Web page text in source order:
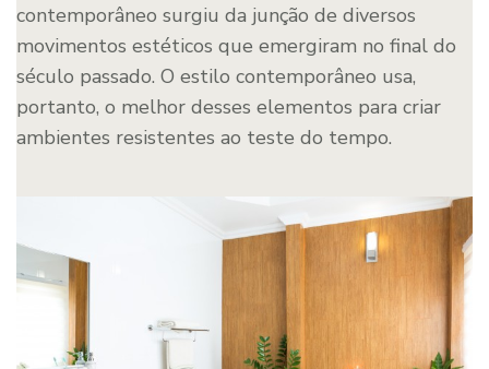
contemporâneo surgiu da junção de diversos
movimentos estéticos que emergiram no final do
século passado. O estilo contemporâneo usa,
portanto, o melhor desses elementos para criar
ambientes resistentes ao teste do tempo.